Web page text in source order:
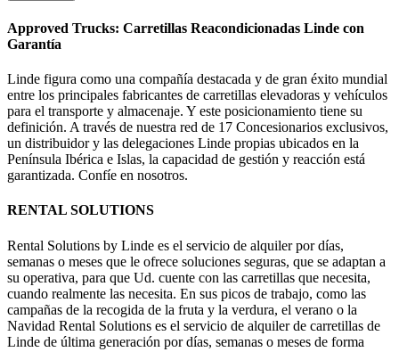
Approved Trucks: Carretillas Reacondicionadas Linde con
Garantía
Linde figura como una compañía destacada y de gran éxito mundial
entre los principales fabricantes de carretillas elevadoras y vehículos
para el transporte y almacenaje. Y este posicionamiento tiene su
definición. A través de nuestra red de 17 Concesionarios exclusivos,
un distribuidor y las delegaciones Linde propias ubicados en la
Península Ibérica e Islas, la capacidad de gestión y reacción está
garantizada. Confíe en nosotros.
RENTAL SOLUTIONS
Rental Solutions by Linde es el servicio de alquiler por días,
semanas o meses que le ofrece soluciones seguras, que se adaptan a
su operativa, para que Ud. cuente con las carretillas que necesita,
cuando realmente las necesita. En sus picos de trabajo, como las
campañas de la recogida de la fruta y la verdura, el verano o la
Navidad Rental Solutions es el servicio de alquiler de carretillas de
Linde de última generación por días, semanas o meses de forma